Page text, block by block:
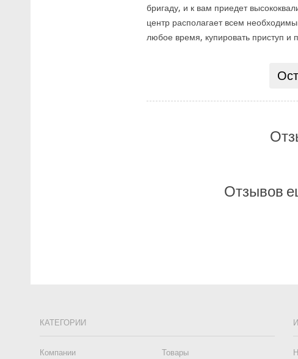
бригаду, и к вам приедет
центр располагает всем
любое время, купировать приступ и
Отзывов
КАТЕГОРИИ
Компании Товары